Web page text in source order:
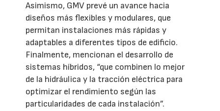
Asimismo, GMV prevé un avance hacia
diseños más flexibles y modulares, que
permitan instalaciones más rápidas y
adaptables a diferentes tipos de edificio.
Finalmente, mencionan el desarrollo de
sistemas híbridos, “que combinen lo mejor
de la hidráulica y la tracción eléctrica para
optimizar el rendimiento según las
particularidades de cada instalación”.